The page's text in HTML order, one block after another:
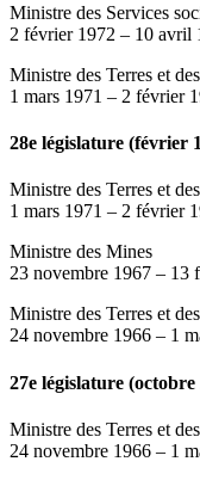
Ministre des Services
2 février 1972 – 10 avril
Ministre des Terres et
1 mars 1971 – 2 février
28e législature (février
Ministre des Terres et
1 mars 1971 – 2 février
Ministre des Mines
23 novembre 1967 – 13
Ministre des Terres et
24 novembre 1966 – 1
27e législature (octobre
Ministre des Terres et
24 novembre 1966 – 1